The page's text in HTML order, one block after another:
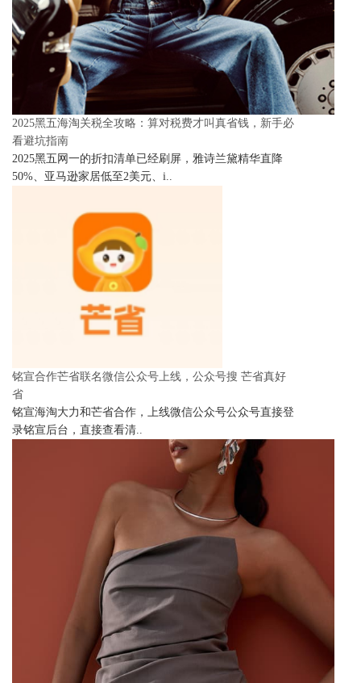
2025黑五海淘关税全攻略：算对税费才叫真省钱，新手必
看避坑指南
2025黑五网一的折扣清单已经刷屏，雅诗兰黛精华直降
50%、亚马逊家居低至2美元、i..
铭宣合作芒省联名微信公众号上线，公众号搜 芒省真好
省
铭宣海淘大力和芒省合作，上线微信公众号公众号直接登
录铭宣后台，直接查看清..